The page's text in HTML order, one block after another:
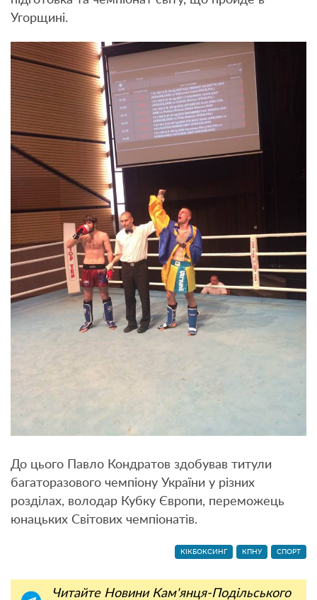
Угорщині.
До цього Павло Кондратов здобував титули
багаторазового чемпіону України у різних
розділах, володар Кубку Європи, переможець
юнацьких Світових чемпіонатів.
КІКБОКСИНГ КПНУ СПОРТ
Читайте Новини Кам'янця-Подільського